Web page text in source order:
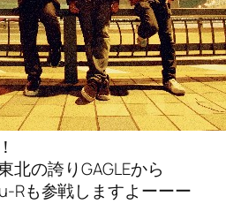
北の誇りGAGLEから
Rも参戦しますよーーー